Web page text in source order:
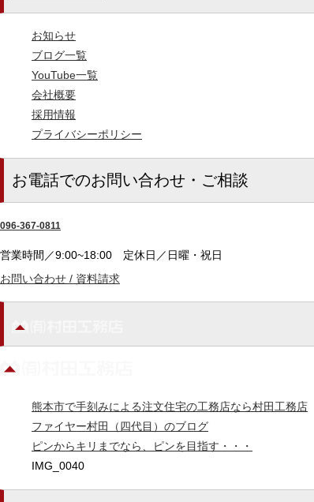
お知らせ
ブログ一覧
YouTube一覧
会社概要
採用情報
プライバシーポリシー
お電話でのお問い合わせ・ご相談
096-367-0811
営業時間／9:00~18:00 定休日／日曜・祝日
お問い合わせ / 資料請求
熊本市で手刻みによる注文住宅の工務店なら村田工務店
ファイヤー村田（四代目）のブログ
ピンからキリまでなら、ピンを目指す・・・
IMG_0040